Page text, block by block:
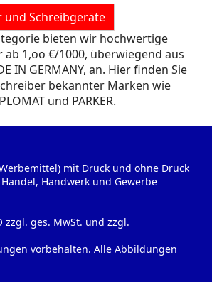
und Schreibgeräte
bieten wir hochwertige
ab 1,oo €/1000, überwiegend aus
IN GERMANY, an. Hier finden Sie
bekannter Marken wie
und PARKER.
mit Druck und ohne Druck
Handwerk und Gewerbe
zzgl. ges. MwSt. und zzgl.
vorbehalten. Alle Abbildungen